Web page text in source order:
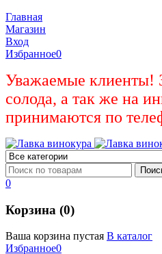
Главная
Магазин
Вход
Избранное0
Уважаемые клиенты!
солода, а так же на
принимаются по
0
Корзина (0)
Ваша корзина пустая В каталог
Избранное0